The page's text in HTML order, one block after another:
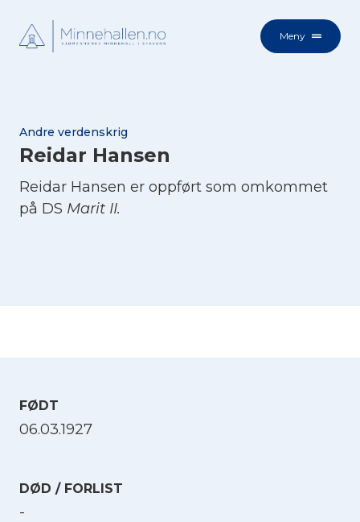
Meny
Andre verdenskrig
Reidar Hansen
Reidar Hansen er oppført som omkommet
på DS Marit II.
FØDT
06.03.1927
DØD / FORLIST
-